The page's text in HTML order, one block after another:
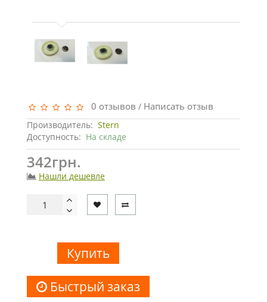
0 отзывов / Написать отзыв
Производитель: Stern
Доступность: На складе
342грн.
Нашли дешевле
Купить
Быстрый заказ